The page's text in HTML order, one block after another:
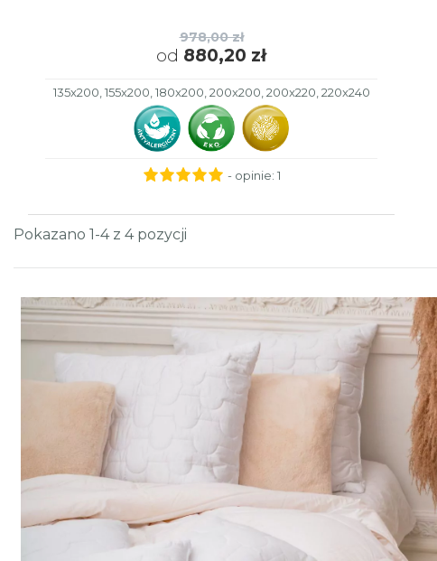
978,00 zł
od 880,20 zł
135x200, 155x200, 180x200, 200x200, 200x220, 220x240
- opinie: 1
Pokazano 1-4 z 4 pozycji